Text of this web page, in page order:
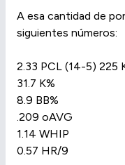
A esa cantidad de
siguientes números:
2.33 PCL (14-5) 225
31.7 K%
8.9 BB%
.209 oAVG
1.14 WHIP
0.57 HR/9